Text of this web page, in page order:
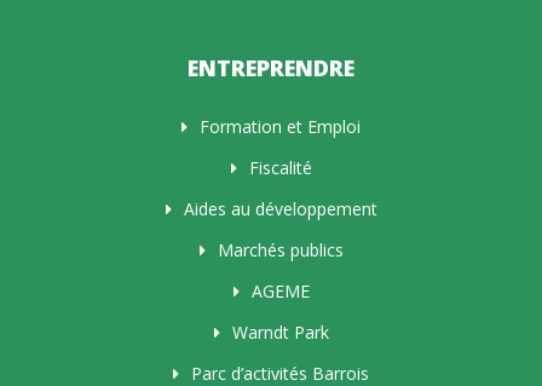
ENTREPRENDRE
Formation et Emploi
Fiscalité
Aides au développement
Marchés publics
AGEME
Warndt Park
Parc d’activités Barrois